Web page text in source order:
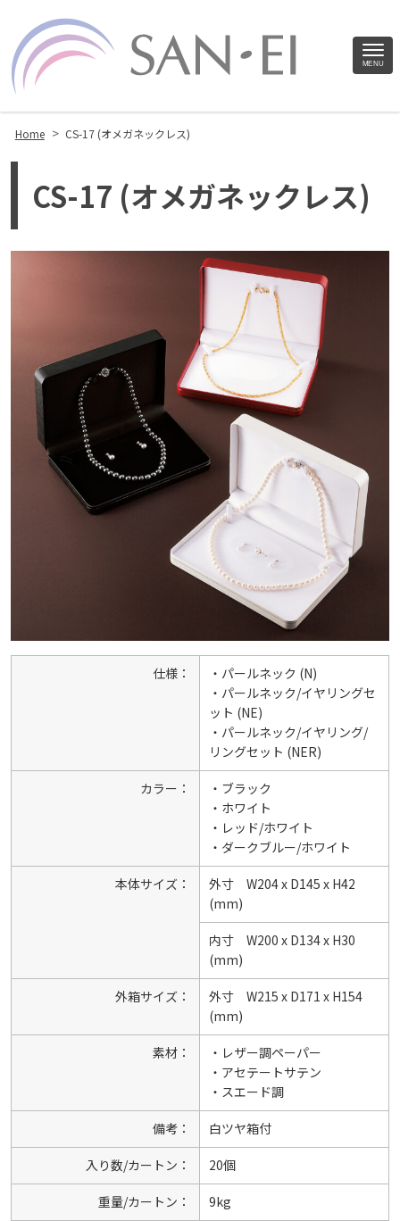
MENU
Home > CS-17 (オメガネックレス)
CS-17 (オメガネックレス)
仕様：
・パールネック (N)
・パールネック/イヤリングセ
ット (NE)
・パールネック/イヤリング/
リングセット (NER)
カラー：
・ブラック
・ホワイト
・レッド/ホワイト
・ダークブルー/ホワイト
本体サイズ：
外寸 W204 x D145 x H42
(mm)
内寸 W200 x D134 x H30
(mm)
外箱サイズ：
外寸 W215 x D171 x H154
(mm)
素材：
・レザー調ペーパー
・アセテートサテン
・スエード調
備考： 白ツヤ箱付
入り数/カートン： 20個
重量/カートン： 9kg
Site
Footer